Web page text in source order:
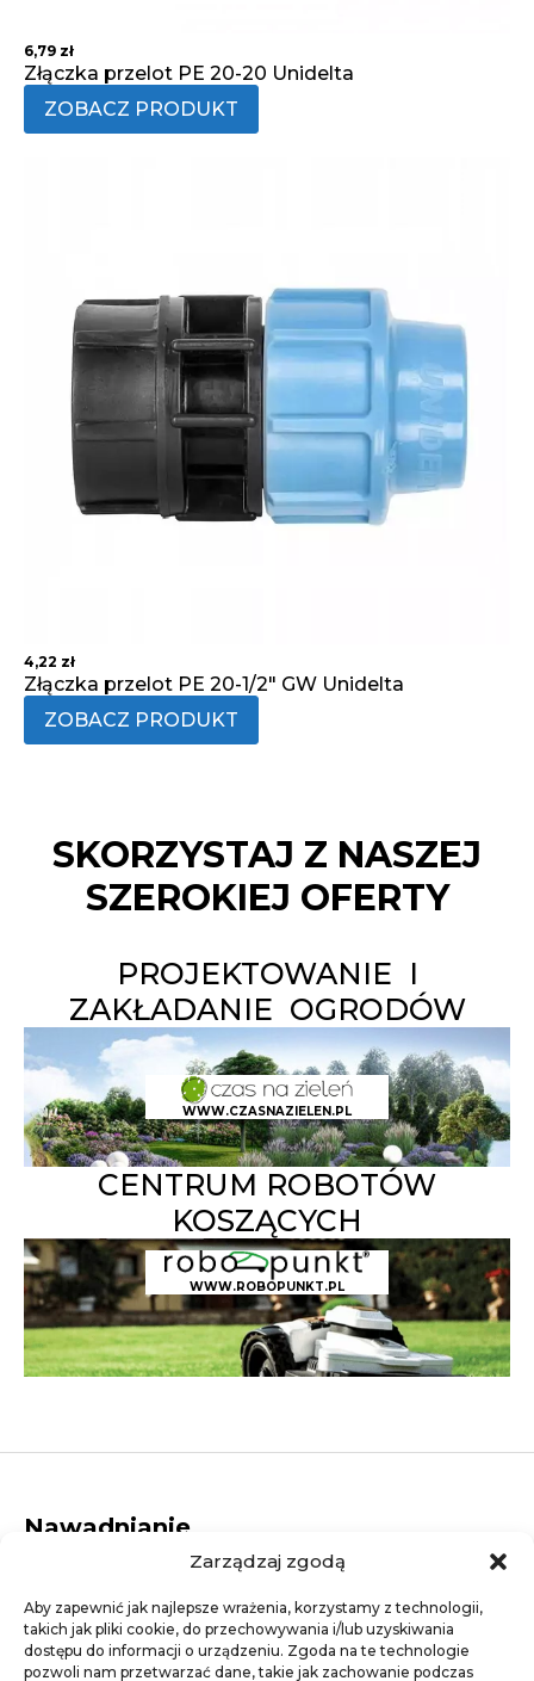
Zarządzaj zgodą
Aby zapewnić jak najlepsze wrażenia, korzystamy z technologii,
takich jak pliki cookie, do przechowywania i/lub uzyskiwania
dostępu do informacji o urządzeniu. Zgoda na te technologie
pozwoli nam przetwarzać dane, takie jak zachowanie podczas
6,79 zł
Złączka przelot PE 20-20 Unidelta
ZOBACZ PRODUKT
4,22 zł
Złączka przelot PE 20-1/2" GW Unidelta
ZOBACZ PRODUKT
SKORZYSTAJ Z NASZEJ
SZEROKIEJ OFERTY
PROJEKTOWANIE I
ZAKŁADANIE OGRODÓW
WWW.CZASNAZIELEN.PL
CENTRUM ROBOTÓW
KOSZĄCYCH
WWW.ROBOPUNKT.PL
Nawadnianie
Dysze statyczne
Studzienki elektrozaworowe
Linie kroplujące